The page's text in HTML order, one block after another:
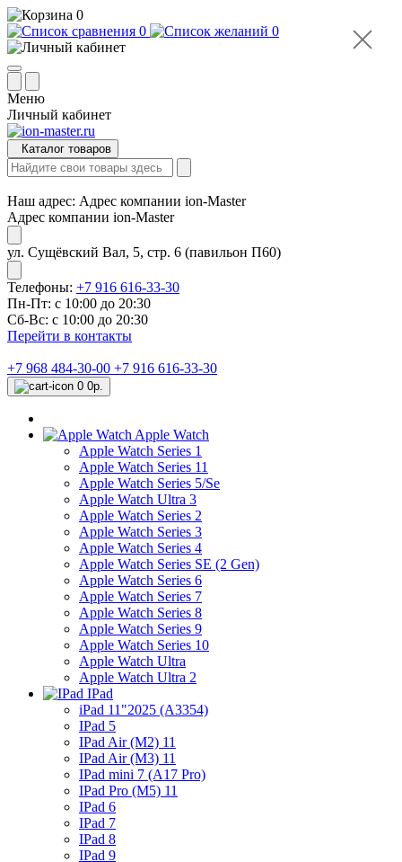
0
0
0
Меню
Личный кабинет
Каталог товаров
Наш адрес: Адрес компании ion-Master
Адрес компании ion-Master
ул. Сущёвский Вал, 5, стр. 6 (павильон П60)
Телефоны: +7 916 616-33-30
Пн-Пт: с 10:00 до 20:30
Сб-Вс: с 10:00 до 20:30
Перейти в контакты
+7 968 484-30-00 +7 916 616-33-30
0 0р.
Apple Watch
Apple Watch Series 1
Apple Watch Series 11
Apple Watch Series 5/Se
Apple Watch Ultra 3
Apple Watch Series 2
Apple Watch Series 3
Apple Watch Series 4
Apple Watch Series SE (2 Gen)
Apple Watch Series 6
Apple Watch Series 7
Apple Watch Series 8
Apple Watch Series 9
Apple Watch Series 10
Apple Watch Ultra
Apple Watch Ultra 2
IPad
iPad 11"2025 (A3354)
IPad 5
IPad Air (M2) 11
IPad Air (M3) 11
IPad mini 7 (A17 Pro)
IPad Pro (M5) 11
IPad 6
IPad 7
IPad 8
IPad 9